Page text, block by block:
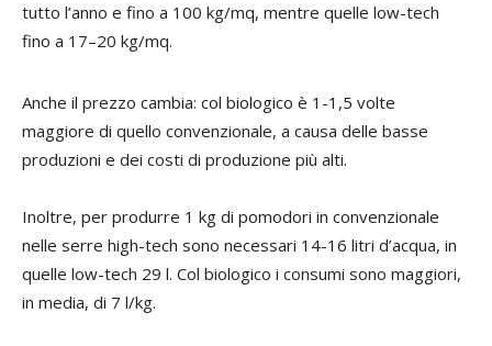
tutto l’anno e fino a 100 kg/mq, mentre quelle low-tech
fino a 17–20 kg/mq.
Anche il prezzo cambia: col biologico è 1-1,5 volte
maggiore di quello convenzionale, a causa delle basse
produzioni e dei costi di produzione più alti.
Inoltre, per produrre 1 kg di pomodori in convenzionale
nelle serre high-tech sono necessari 14-16 litri d’acqua, in
quelle low-tech 29 l. Col biologico i consumi sono maggiori,
in media, di 7 l/kg.